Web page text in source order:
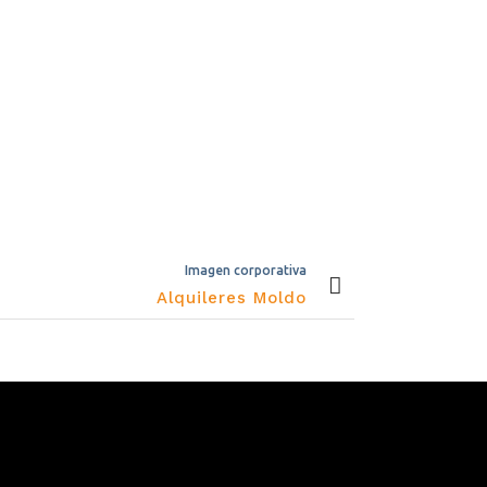
Imagen corporativa
Alquileres Moldo